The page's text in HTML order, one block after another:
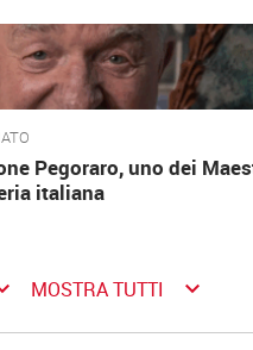
Pegoraro, uno dei
italiana
MOSTRA TUTTI keyboard_arrow_down